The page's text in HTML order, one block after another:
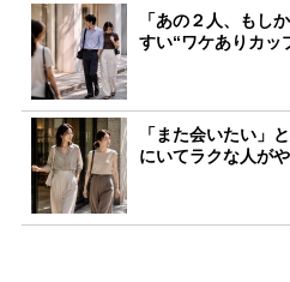
「あの２人、もし
すい“ワケありカッ
「また会いたい」
にいてラクな人が